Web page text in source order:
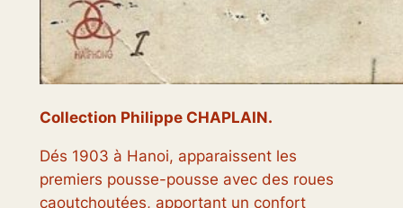
Collection Philippe CHAPLAIN.
Dés 1903 à Hanoi, apparaissent les
premiers pousse-pousse avec des roues
caoutchoutées, apportant un confort